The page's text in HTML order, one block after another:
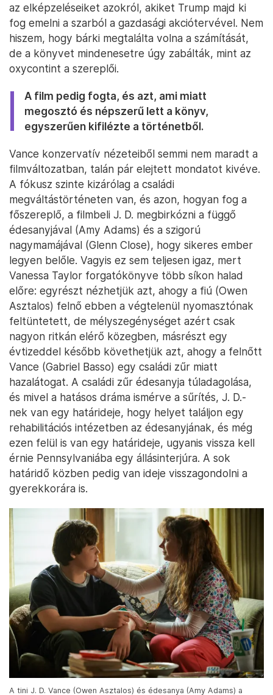
az elképzeléseiket azokról, akiket Trump majd ki
fog emelni a szarból a gazdasági akciótervével. Nem
hiszem, hogy bárki megtalálta volna a számítását,
de a könyvet mindenesetre úgy zabálták, mint az
oxycontint a szereplői.
A film pedig fogta, és azt, ami miatt
megosztó és népszerű lett a könyv,
egyszerűen kifilézte a történetből.
Vance konzervatív nézeteiből semmi nem maradt a
filmváltozatban, talán pár elejtett mondatot kivéve.
A fókusz szinte kizárólag a családi
megváltástörténeten van, és azon, hogyan fog a
főszereplő, a filmbeli J. D. megbirkózni a függő
édesanyjával (Amy Adams) és a szigorú
nagymamájával (Glenn Close), hogy sikeres ember
legyen belőle. Vagyis ez sem teljesen igaz, mert
Vanessa Taylor forgatókönyve több síkon halad
előre: egyrészt nézhetjük azt, ahogy a fiú (Owen
Asztalos) felnő ebben a végtelenül nyomasztónak
feltüntetett, de mélyszegénységet azért csak
nagyon ritkán elérő közegben, másrészt egy
évtizeddel később követhetjük azt, ahogy a felnőtt
Vance (Gabriel Basso) egy családi zűr miatt
hazalátogat. A családi zűr édesanyja túladagolása,
és mivel a hatásos dráma ismérve a sűrítés, J. D.-
nek van egy határideje, hogy helyet találjon egy
rehabilitációs intézetben az édesanyjának, és még
ezen felül is van egy határideje, ugyanis vissza kell
érnie Pennsylvaniába egy állásinterjúra. A sok
határidő közben pedig van ideje visszagondolni a
gyerekkorára is.
A tini J. D. Vance (Owen Asztalos) és édesanya (Amy Adams) a